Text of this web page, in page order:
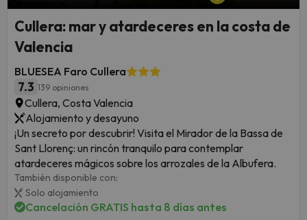
Cullera: mar y atardeceres en la costa de
Valencia
BLUESEA Faro Cullera
7.3 139 opiniones
Cullera, Costa Valencia
Alojamiento y desayuno
¡Un secreto por descubrir! Visita el Mirador de la Bassa de
Sant Llorenç: un rincón tranquilo para contemplar
atardeceres mágicos sobre los arrozales de la Albufera.
También disponible con:
Solo alojamiento
Cancelación GRATIS hasta 8 días antes